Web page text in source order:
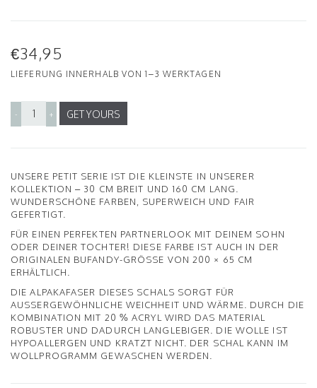
€34,95
LIEFERUNG INNERHALB VON 1–3 WERKTAGEN
- + GET YOURS
UNSERE PETIT SERIE IST DIE KLEINSTE IN UNSERER
KOLLEKTION – 30 CM BREIT UND 160 CM LANG.
WUNDERSCHÖNE FARBEN, SUPERWEICH UND FAIR
GEFERTIGT.
FÜR EINEN PERFEKTEN PARTNERLOOK MIT DEINEM SOHN
ODER DEINER TOCHTER! DIESE FARBE IST AUCH IN DER
ORIGINALEN BUFANDY-GRÖSSE VON 200 × 65 CM E
RHÄLTLICH.
DIE ALPAKAFASER DIESES SCHALS SORGT FÜR
AUSSERGEWÖHNLICHE WEICHHEIT UND WÄRME. DURCH DIE K
OMBINATION MIT 20 % ACRYL WIRD DAS MATERIAL R
OBUSTER UND DADURCH LANGLEBIGER. DIE WOLLE IST H
YPOALLERGEN UND KRATZT NICHT. DER SCHAL KANN IM W
OLLPROGRAMM GEWASCHEN WERDEN.